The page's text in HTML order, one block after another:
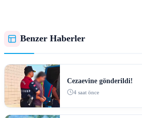
Benzer Haberler
Cezaevine gönderildi!
4 saat önce